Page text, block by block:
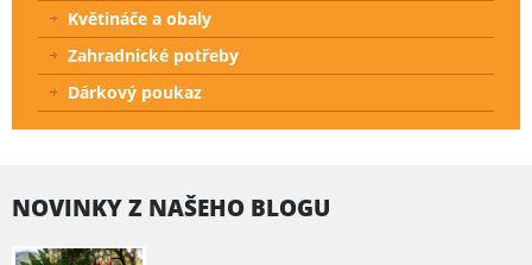
Květináče a obaly
Zahradnické potřeby
Dárkový poukaz
NOVINKY Z NAŠEHO BLOGU